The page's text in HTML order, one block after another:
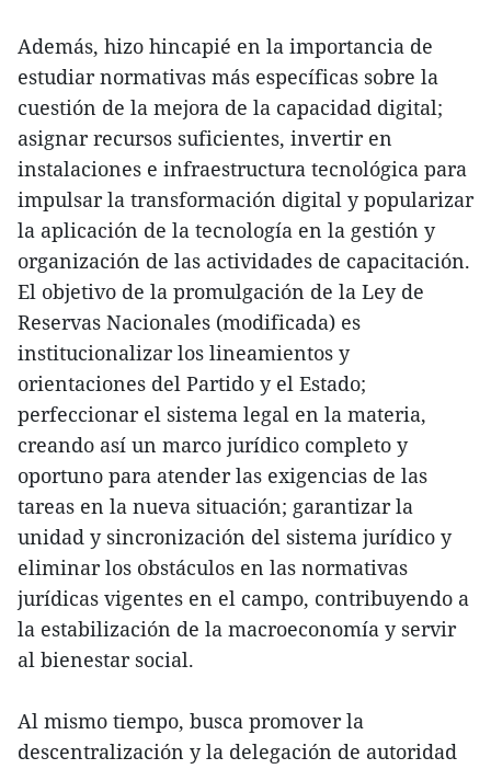
Además, hizo hincapié en la importancia de
estudiar normativas más específicas sobre la
cuestión de la mejora de la capacidad digital;
asignar recursos suficientes, invertir en
instalaciones e infraestructura tecnológica para
impulsar la transformación digital y popularizar
la aplicación de la tecnología en la gestión y
organización de las actividades de capacitación.
El objetivo de la promulgación de la Ley de
Reservas Nacionales (modificada) es
institucionalizar los lineamientos y
orientaciones del Partido y el Estado;
perfeccionar el sistema legal en la materia,
creando así un marco jurídico completo y
oportuno para atender las exigencias de las
tareas en la nueva situación; garantizar la
unidad y sincronización del sistema jurídico y
eliminar los obstáculos en las normativas
jurídicas vigentes en el campo, contribuyendo a
la estabilización de la macroeconomía y servir
al bienestar social.
Al mismo tiempo, busca promover la
descentralización y la delegación de autoridad